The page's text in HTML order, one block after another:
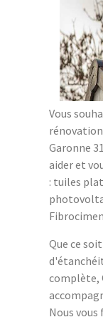
Vous
Garonne
aider et
: tuiles
Que ce
complète,
Nous